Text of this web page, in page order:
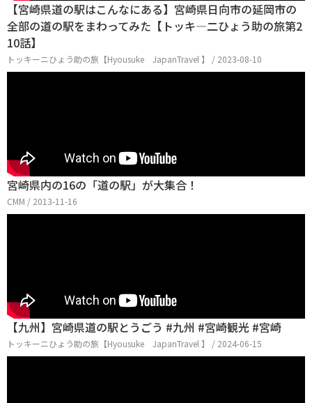
【宮崎県道の駅はこんなにある】宮崎県日向市の延岡市の
全部の道の駅をまわってみた【トッキ―二ひょう助の旅第2
10話】
トッキーニひょう助の旅【Hyousuke JapanTravel 】 / 2023-08-10
宮崎県内の16の「道の駅」が大集合！
CMM / 2013-11-16
【九州】宮崎県道の駅とうごう #九州 #宮崎観光 #宮崎
トッキーニひょう助の旅【Hyousuke JapanTravel 】 / 2024-06-15